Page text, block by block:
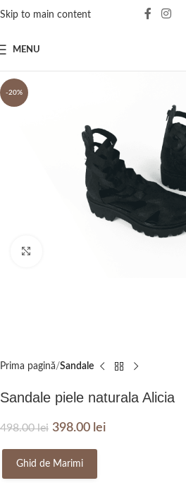
Skip to main content
MENU
-20%
Prima pagină Sandale
Sandale piele naturala Alicia
498.00lei 398.00 lei
Ghid de Marimi